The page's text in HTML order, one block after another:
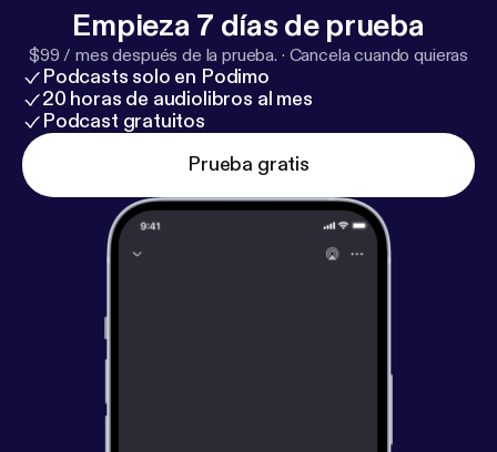
Empieza 7 días de prueba
$99 / mes después de la prueba. · Cancela cuando quieras
Podcasts solo en Podimo
20 horas de audiolibros al mes
Podcast gratuitos
Prueba gratis